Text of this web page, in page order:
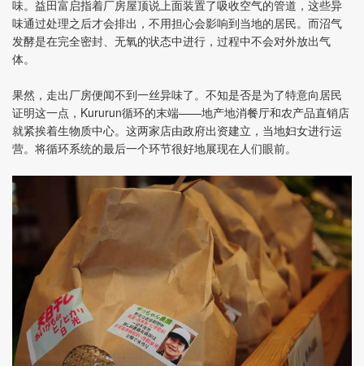
味。益田富启指着厂房屋顶说上面装置了吸收空气的管道，这些异
味通过处理之后才会排出，不用担心会影响到当地的居民。而沼气
发酵是在完全密封、无氧的状态中进行，过程中不会对外放出气
体。
果然，走出厂房便闻不到一丝异味了。不知是否是为了特意向居民
证明这一点，Kururun循环的末端——地产地消餐厅和农产品直销店
就紧挨着生物质中心。这两家店由政府出资建立，当地妇女进行运
营。将循环系统的最后一个环节很好地展现在人们眼前。